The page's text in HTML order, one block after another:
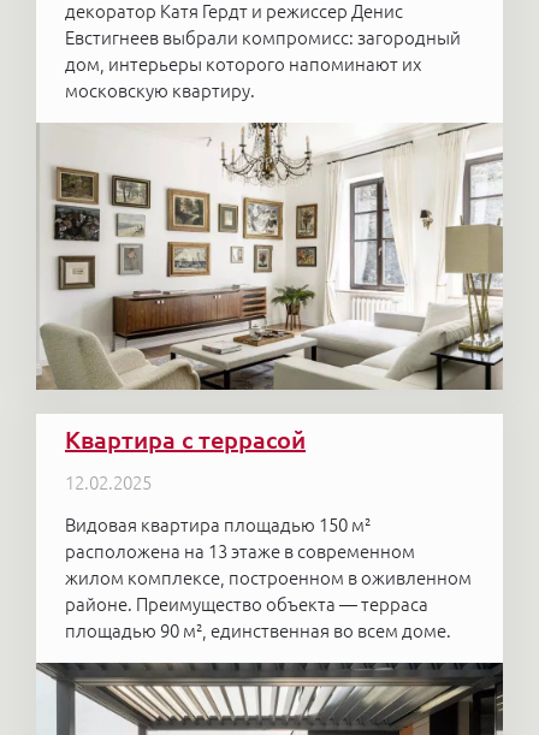
декоратор Катя Гердт и режиссер Денис
Евстигнеев выбрали компромисс: загородный
дом, интерьеры которого напоминают их
московскую квартиру.
Квартира с террасой
12.02.2025
Видовая квартира площадью 150 м²
расположена на 13 этаже в современном
жилом комплексе, построенном в оживленном
районе. Преимущество объекта — терраса
площадью 90 м², единственная во всем доме.